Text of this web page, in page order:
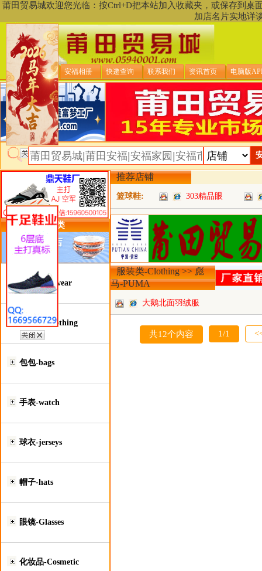
莆田贸易城欢迎您光临：按Ctrl+D把本站加入收藏夹，或保存到
加店名片实地详
贸易城首页 安福相册 快递查询 联系我们 资讯首页 电脑版
类目详细分类
鞋类-Footwear
服装类-Clothing
包包-bags
手表-watch
球衣-jerseys
帽子-hats
眼镜-Glasses
化妆品-Cosmetic
推荐店铺
篮球鞋: 303精品眼
服装类-Clothing >> 彪
马-PUMA
大鹅北面羽绒服
共12个内容 1/1